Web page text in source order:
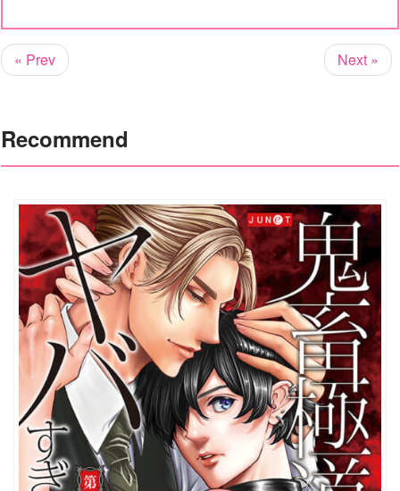
« Prev Next »
Recommend